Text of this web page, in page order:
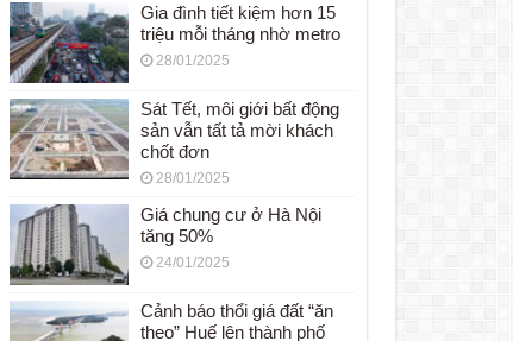
Gia đình tiết kiệm hơn 15
triệu mỗi tháng nhờ metro
28/01/2025
Sát Tết, môi giới bất động
sản vẫn tất tả mời khách
chốt đơn
28/01/2025
Giá chung cư ở Hà Nội
tăng 50%
24/01/2025
Cảnh báo thổi giá đất “ăn
theo” Huế lên thành phố